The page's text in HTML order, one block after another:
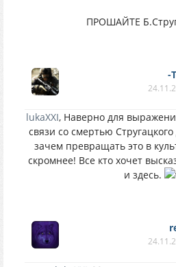
ПРОШАЙТЕ
-
lukaXXI, Наверно для
связи со смертью
зачем превращать это в
скромнее! Все кто хочет
и здесь.